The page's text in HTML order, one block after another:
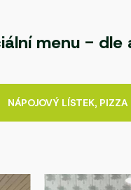
menu - dle
NÁPOJOVÝ LÍSTEK, PIZZA